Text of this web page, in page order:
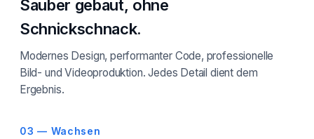
Sauber gebaut, ohne
Schnickschnack.
Modernes Design, performanter Code, professionelle
Bild- und Videoproduktion. Jedes Detail dient dem
Ergebnis.
03 — Wachsen